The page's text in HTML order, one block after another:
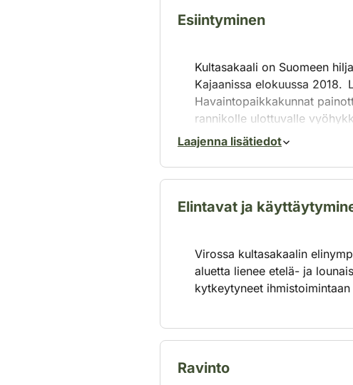
Esiintyminen
Kultasakaali on Suomeen
Kajaanissa elokuussa 2018.
Havaintopaikkakunnat
rannikolle ulottuvalle
Kultasakaali on
Laajenna lisätiedot
Elintavat ja
Virossa kultasakaalin
aluetta lienee etelä- ja
kytkeytyneet
Ravinto